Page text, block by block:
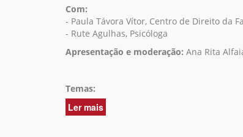
vítimas
de
Com:
- Paula Távora Vítor, Centro de Direito da
- Rute Agulhas, Psicóloga
Apresentação e moderação: Ana Rita
Temas:
Ler maisacerca
de